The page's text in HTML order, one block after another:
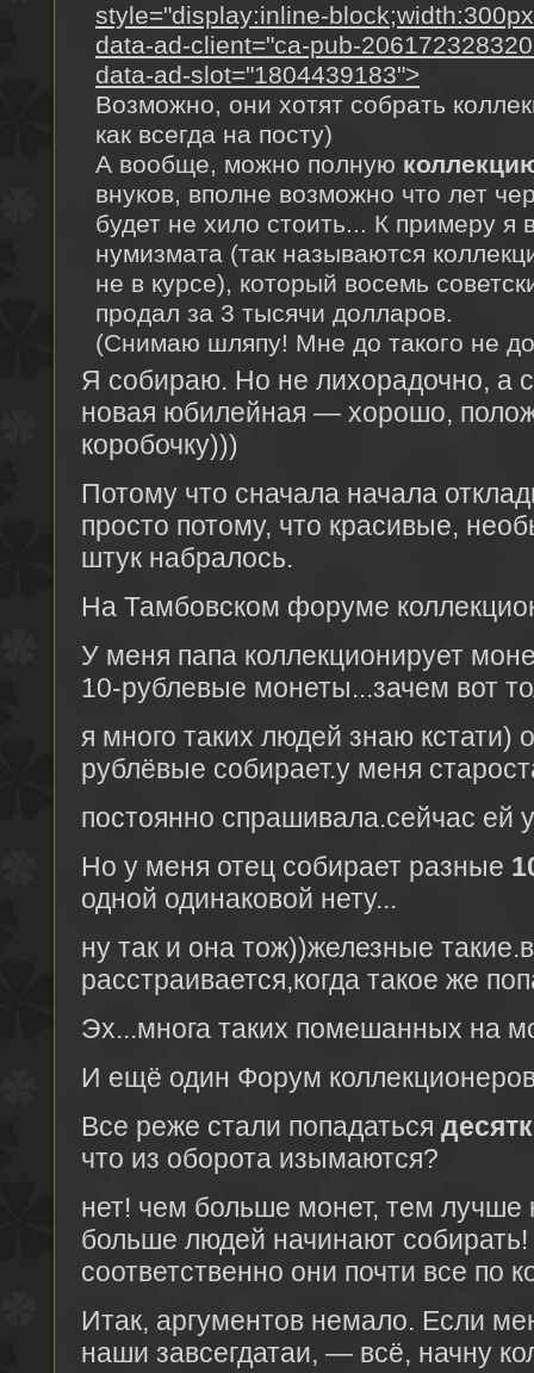
style="display:inline-
data-ad-client="ca-pub-
data-ad-slot="1804439183">
Возможно, они хотят собрать
как всегда на посту)
А вообще, можно полную
внуков, вполне возможно что лет
будет не хило стоить... К примеру я
нумизмата (так называются
не в курсе), который восемь
продал за 3 тысячи долларов.
(Снимаю шляпу! Мне до такого не
Я собираю. Но не лихорадочно, а
новая юбилейная — хорошо,
коробочку)))
Потому что сначала начала
просто потому, что красивые,
штук набралось.
На Тамбовском форуме
У меня папа коллекционирует
10-рублевые монеты...зачем вот
я много таких людей знаю кстати)
рублёвые собирает.у меня
постоянно спрашивала.сейчас ей
Но у меня отец собирает разные
одной одинаковой нету...
ну так и она тож))железные
расстраивается,когда такое же
Эх...многа таких помешанных на
И ещё один Форум
Все реже стали попадаться
что из оборота изымаются?
нет! чем больше монет, тем лучше
больше людей начинают собирать!
соответственно они почти все по
Итак, аргументов немало. Если
наши завсегдатаи, — всё, начну